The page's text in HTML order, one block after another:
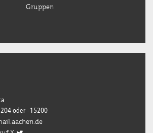
Gruppen
oder -15200